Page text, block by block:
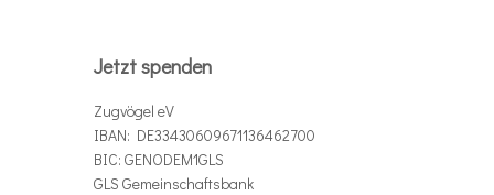
Jetzt spenden
Zugvögel eV
IBAN: DE33430609671136462700
BIC: GENODEM1GLS
GLS Gemeinschaftsbank